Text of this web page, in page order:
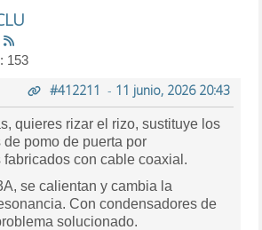
153
#412211 - 11 junio, 2026 20:43
quieres rizar el rizo, sustituye los
pomo de puerta por
con cable coaxial.
se calientan y cambia la
Con condensadores de
solucionado.